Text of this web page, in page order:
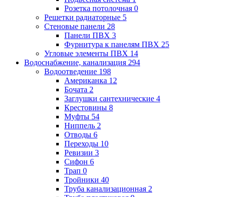
Розетка потолочная 0
Решетки радиаторные 5
Стеновые панели 28
Панели ПВХ 3
Фурнитура к панелям ПВХ 25
Угловые элементы ПВХ 14
Водоснабжение, канализация 294
Водоотведение 198
Американка 12
Бочата 2
Заглушки сантехнические 4
Крестовины 8
Муфты 54
Ниппель 2
Отводы 6
Переходы 10
Ревизии 3
Сифон 6
Трап 0
Тройники 40
Труба канализационная 2